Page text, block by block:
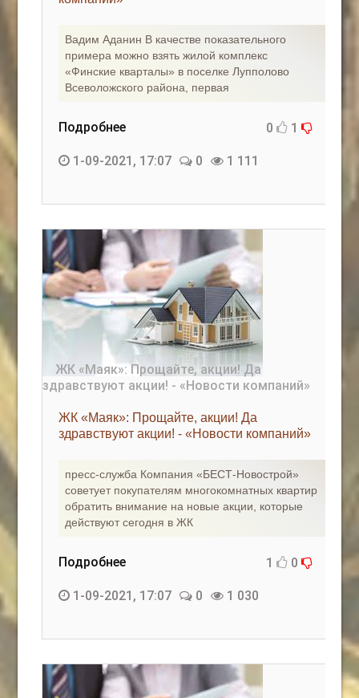
Вадим Аданин В качестве показательного
примера можно взять жилой комплекс
«Финские кварталы» в поселке Лупполово
Всеволожского района, первая
Подробнее 0 1
1-09-2021, 17:07 0 1 111
ЖК «Маяк»: Прощайте, акции! Да
здравствуют акции! - «Новости компаний»
пресс-служба Компания «БЕСТ-Новострой»
советует покупателям многокомнатных квартир
обратить внимание на новые акции, которые
действуют сегодня в ЖК
Подробнее 1 0
1-09-2021, 17:07 0 1 030